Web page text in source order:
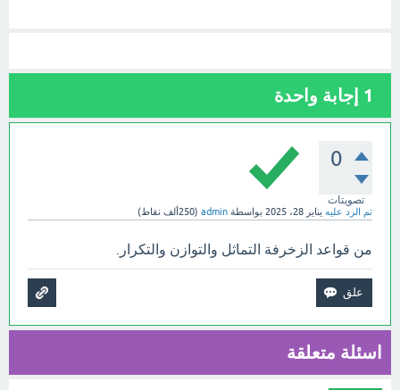
1 إجابة واحدة
0
تصويتات
تم الرد عليه يناير 28، 2025 بواسطة admin
(250ألف نقاط)
من قواعد الزخرفة التماثل والتوازن والتكرار.
اسئلة متعلقة